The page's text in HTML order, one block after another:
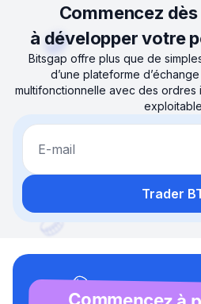
Commencez
à développer votre
Bitsgap offre plus que de
d’une plateforme
multifonctionnelle avec des ordres
E-mail
Trader